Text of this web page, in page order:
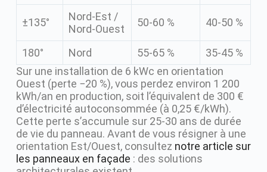
±135°
Nord-Est /
Nord-Ouest
50-60 % 40-50 %
180° Nord 55-65 %
35-45 %
Sur une installation de 6 kWc en orientation
Ouest (perte −20 %), vous perdez environ 1 200
kWh/an en production, soit l’équivalent de 300 €
d’électricité autoconsommée (à 0,25 €/kWh).
Cette perte s’accumule sur 25-30 ans de durée
de vie du panneau. Avant de vous résigner à une
orientation Est/Ouest, consultez notre article sur
les panneaux en façade : des solutions